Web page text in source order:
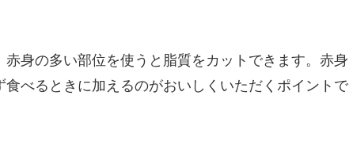
身の多い部位を使うと脂質をカットできます。赤身
べるときに加えるのがおいしくいただくポイントで